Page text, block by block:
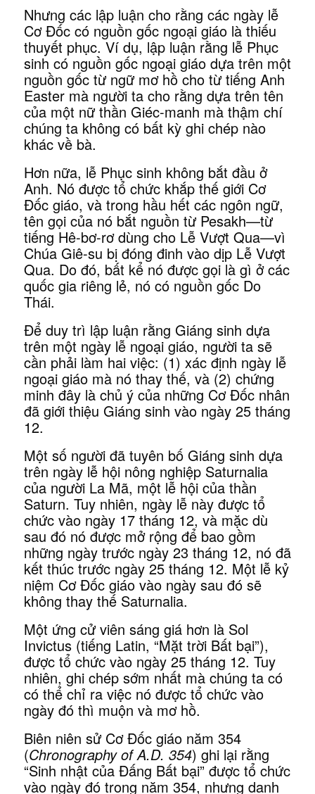
Nhưng các lập luận cho rằng các ngày lễ
Cơ Đốc có nguồn gốc ngoại giáo là thiếu
thuyết phục. Ví dụ, lập luận rằng lễ Phục
sinh có nguồn gốc ngoại giáo dựa trên một
nguồn gốc từ ngữ mơ hồ cho từ tiếng Anh
Easter mà người ta cho rằng dựa trên tên
của một nữ thần Giéc-manh mà thậm chí
chúng ta không có bất kỳ ghi chép nào
khác về bà.
Hơn nữa, lễ Phục sinh không bắt đầu ở
Anh. Nó được tổ chức khắp thế giới Cơ
Đốc giáo, và trong hầu hết các ngôn ngữ,
tên gọi của nó bắt nguồn từ Pesakh—từ
tiếng Hê-bơ-rơ dùng cho Lễ Vượt Qua—vì
Chúa Giê-su bị đóng đinh vào dịp Lễ Vượt
Qua. Do đó, bất kể nó được gọi là gì ở các
quốc gia riêng lẻ, nó có nguồn gốc Do
Thái.
Để duy trì lập luận rằng Giáng sinh dựa
trên một ngày lễ ngoại giáo, người ta sẽ
cần phải làm hai việc: (1) xác định ngày lễ
ngoại giáo mà nó thay thế, và (2) chứng
minh đây là chủ ý của những Cơ Đốc nhân
đã giới thiệu Giáng sinh vào ngày 25 tháng
12.
Một số người đã tuyên bố Giáng sinh dựa
trên ngày lễ hội nông nghiệp Saturnalia
của người La Mã, một lễ hội của thần
Saturn. Tuy nhiên, ngày lễ này được tổ
chức vào ngày 17 tháng 12, và mặc dù
sau đó nó được mở rộng để bao gồm
những ngày trước ngày 23 tháng 12, nó đã
kết thúc trước ngày 25 tháng 12. Một lễ kỷ
niệm Cơ Đốc giáo vào ngày sau đó sẽ
không thay thế Saturnalia.
Một ứng cử viên sáng giá hơn là Sol
Invictus (tiếng Latin, “Mặt trời Bất bại”),
được tổ chức vào ngày 25 tháng 12. Tuy
nhiên, ghi chép sớm nhất mà chúng ta có
có thể chỉ ra việc nó được tổ chức vào
ngày đó thì muộn và mơ hồ.
Biên niên sử Cơ Đốc giáo năm 354
(Chronography of A.D. 354) ghi lại rằng
“Sinh nhật của Đấng Bất bại” được tổ chức
vào ngày đó trong năm 354, nhưng danh